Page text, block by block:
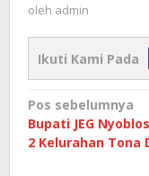
oleh admin
Ikuti Kami Pada
Navigasi
pos
Pos sebelumnya
Bupati JEG
2 Kelurahan Tona